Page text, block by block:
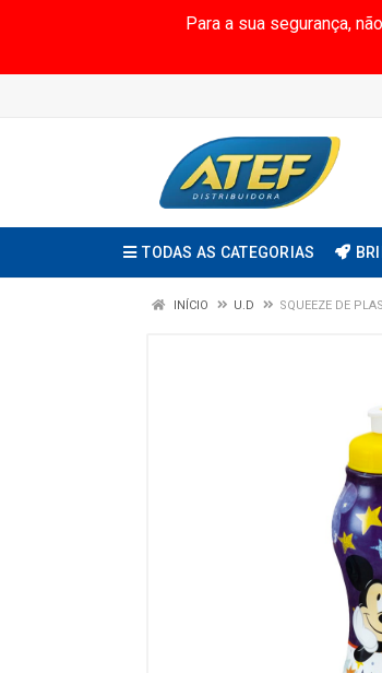
Para a sua segurança,
TODAS AS CATEGORIAS
INÍCIO U.D SQUEEZE DE